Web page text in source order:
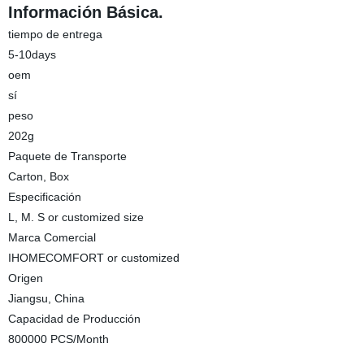
Información Básica.
tiempo de entrega
5-10days
oem
sí
peso
202g
Paquete de Transporte
Carton, Box
Especificación
L, M. S or customized size
Marca Comercial
IHOMECOMFORT or customized
Origen
Jiangsu, China
Capacidad de Producción
800000 PCS/Month